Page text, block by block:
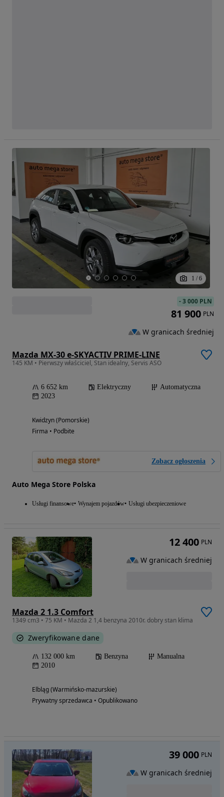
1 / 6
Mazda MX-30 e-SKYACTIV PRIME-LINE
145 KM • Pierwszy właściciel, Stan idealny, Servis ASO
6 652 km Elektryczny
Automatyczna
2023
Kwidzyn (Pomorskie)
Firma • Podbite
Zobacz ogłoszenia
Auto Mega Store Polska
Usługi finansowe Wynajem pojazdów Usługi ubezpieczeniowe
-3 000 PLN
81 900 PLN
W granicach średniej
Mazda 2 1.3 Comfort
1349 cm3 • 75 KM • Mazda 2 1,4 benzyna 2010r. dobry stan klima
Zweryfikowane dane
132 000 km Benzyna
Manualna
2010
Elbląg (Warmińsko-mazurskie)
Prywatny sprzedawca • Opublikowano
12 400 PLN
W granicach średniej
39 000 PLN
W granicach średniej